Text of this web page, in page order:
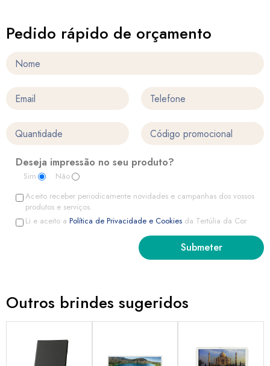
Pedido rápido de orçamento
Deseja impressão no seu produto?
Sim
Não
Aceito receber periodicamente novidades e campanhas dos vossos
produtos e serviços.
Li e aceito a Política de Privacidade e Cookies da Tertúlia da Cor
Outros brindes sugeridos